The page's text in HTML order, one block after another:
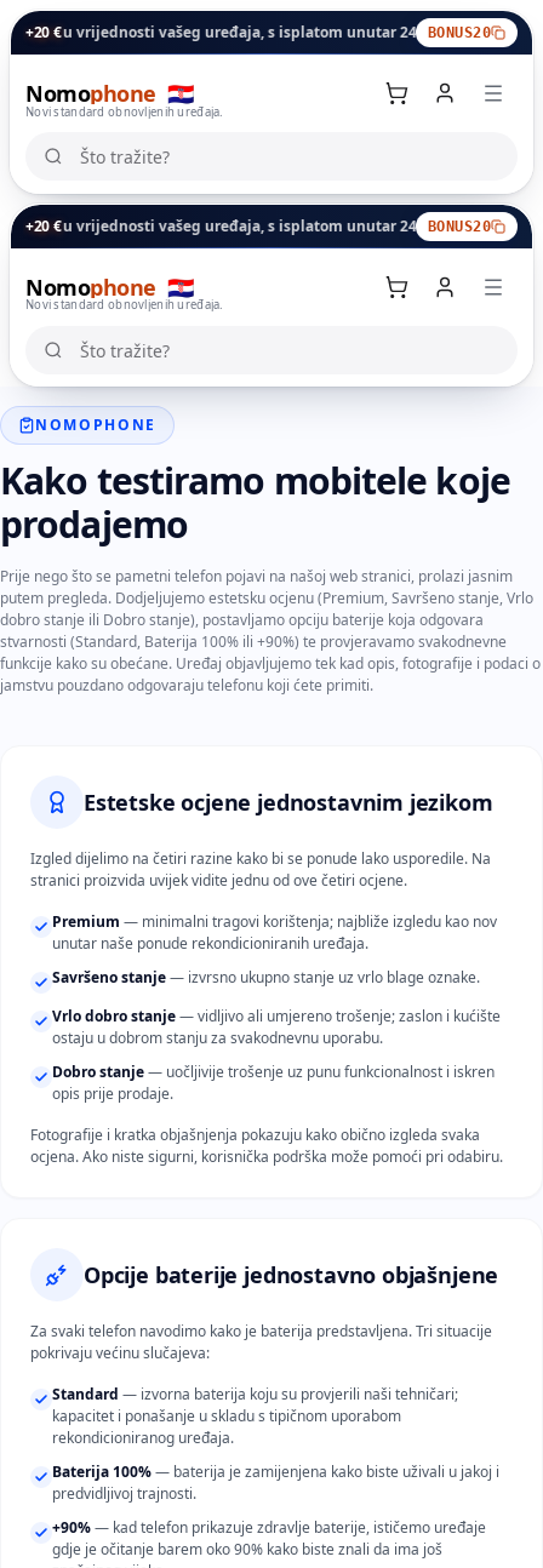
+20 €
vrijednosti vašeg uređaja, s isplatom unutar 24 sata. Bonus za
BONUS20
Nomophone
Novi standard obnovljenih uređaja.
🇭🇷
Što tražite?Što tražite?
+20 €
vrijednosti vašeg uređaja, s isplatom unutar 24 sata. Bonus za
BONUS20
Nomophone
Novi standard obnovljenih uređaja.
🇭🇷
Košarica
Što tražite?Što tražite?
NOMOPHONE
Kako testiramo mobitele koje
prodajemo
Prije nego što se pametni telefon pojavi na našoj web stranici, prolazi jasnim
putem pregleda. Dodjeljujemo estetsku ocjenu (Premium, Savršeno stanje, Vrlo
dobro stanje ili Dobro stanje), postavljamo opciju baterije koja odgovara
stvarnosti (Standard, Baterija 100% ili +90%) te provjeravamo svakodnevne
funkcije kako su obećane. Uređaj objavljujemo tek kad opis, fotografije i podaci o
jamstvu pouzdano odgovaraju telefonu koji ćete primiti.
Estetske ocjene jednostavnim jezikom
Izgled dijelimo na četiri razine kako bi se ponude lako usporedile. Na
stranici proizvida uvijek vidite jednu od ove četiri ocjene.
Premium — minimalni tragovi korištenja; najbliže izgledu kao nov
unutar naše ponude rekondicioniranih uređaja.
Savršeno stanje— izvrsno ukupno stanje uz vrlo blage oznake.
Vrlo dobro stanje— vidljivo ali umjereno trošenje; zaslon i kućište
ostaju u dobrom stanju za svakodnevnu uporabu.
Dobro stanje— uočljivije trošenje uz punu funkcionalnost i iskren
opis prije prodaje.
Fotografije i kratka objašnjenja pokazuju kako obično izgleda svaka
ocjena. Ako niste sigurni, korisnička podrška može pomoći pri odabiru.
Opcije baterije jednostavno objašnjene
Za svaki telefon navodimo kako je baterija predstavljena. Tri situacije
pokrivaju većinu slučajeva:
Standard — izvorna baterija koju su provjerili naši tehničari;
kapacitet i ponašanje u skladu s tipičnom uporabom
rekondicioniranog uređaja.
Baterija 100%— baterija je zamijenjena kako biste uživali u jakoj i
predvidljivoj trajnosti.
+90%— kad telefon prikazuje zdravlje baterije, ističemo uređaje
gdje je očitanje barem oko 90% kako biste znali da ima još